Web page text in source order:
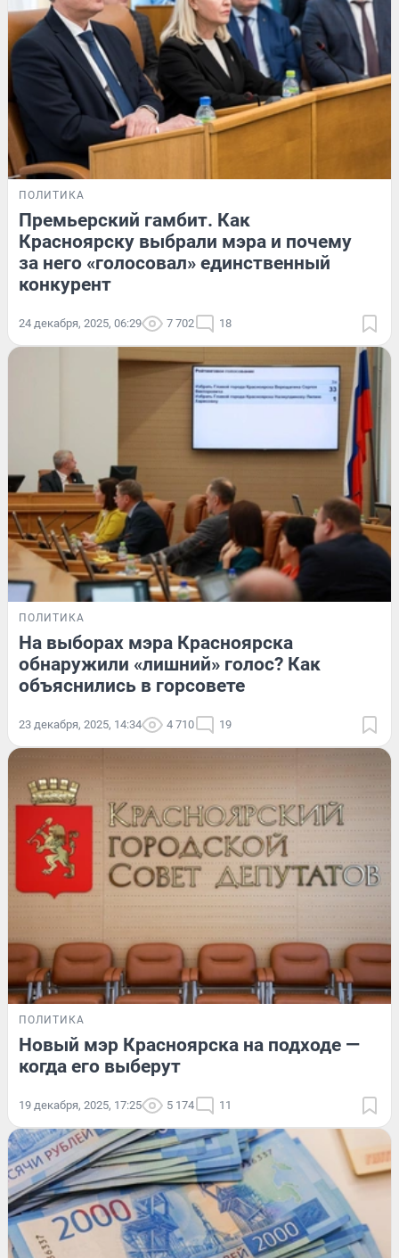
ПОЛИТИКА
Премьерский гамбит. Как
Красноярску выбрали мэра и почему
за него «голосовал» единственный
конкурент
24 декабря, 2025, 06:29 7 702 18
ПОЛИТИКА
На выборах мэра Красноярска
обнаружили «лишний» голос? Как
объяснились в горсовете
23 декабря, 2025, 14:34 4 710 19
ПОЛИТИКА
Новый мэр Красноярска на подходе —
когда его выберут
19 декабря, 2025, 17:25 5 174 11